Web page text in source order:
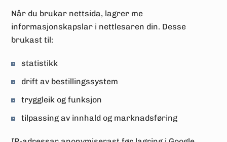
Når du brukar nettsida, lagrer me
informasjonskapslar i nettlesaren din. Desse
brukast til:
statistikk
drift av bestillingssystem
tryggleik og funksjon
tilpassing av innhald og marknadsføring